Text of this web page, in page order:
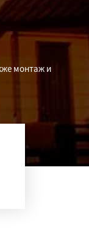
монтаж и